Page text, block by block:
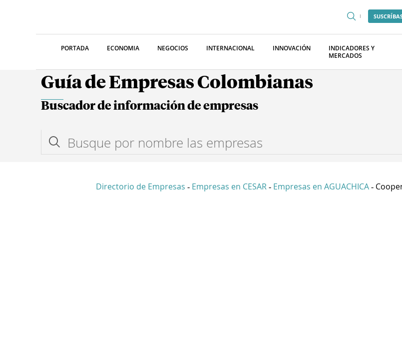
PORTADA ECONOMIA NEGOCIOS INTERNACIONAL INNOVACIÓN
INDICADORES Y
MERCADOS
Guía de Empresas Colombianas
Buscador de información de empresas
Directorio de Empresas - Empresas en CESAR - Empresas en AGUACHICA -